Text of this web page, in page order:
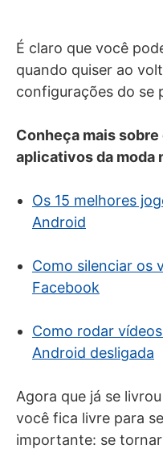
É claro que você
quando quiser ao
configurações do se
Conheça mais
aplicativos da moda
Os 15 melhores
Android
Como silenciar os
Facebook
Como rodar
Android desligada
Agora que já se
você fica livre para
importante: se